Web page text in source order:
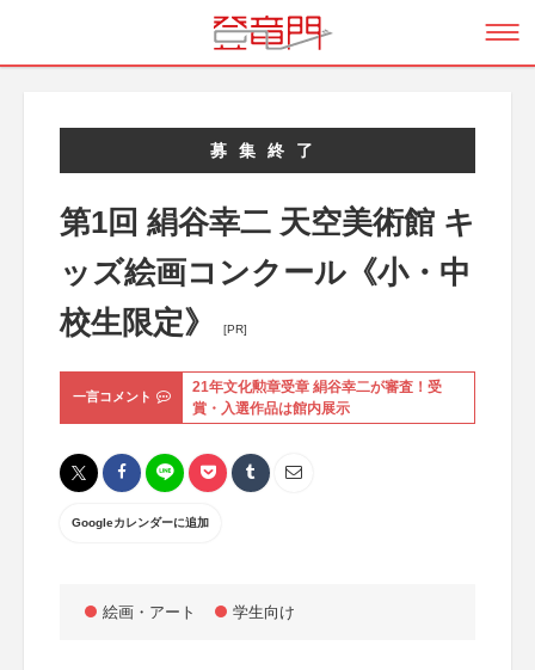
募集終了
第1回 絹谷幸二 天空美術館 キ
ッズ絵画コンクール《小・中
校生限定》
[PR]
一言コメント
21年文化勲章受章 絹谷幸二が審査！受
賞・入選作品は館内展示
Googleカレンダーに追加
絵画・アート 学生向け